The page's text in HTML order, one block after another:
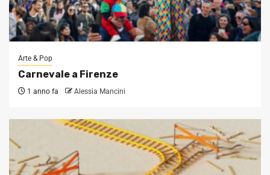
Arte & Pop
Carnevale a Firenze
1 anno fa Alessia Mancini